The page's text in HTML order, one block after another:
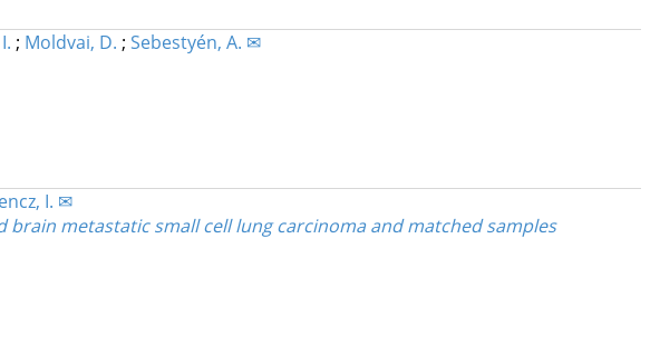
; Moldvai, D. ; Sebestyén, A. ✉
I. ✉
metastatic small cell lung carcinoma and matched samples